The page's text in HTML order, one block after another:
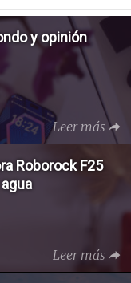
y opinión
Leer más
Roborock F25
Leer más